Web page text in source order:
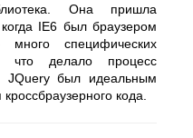
Она пришла
IE6 был браузером
специфических
что делало процесс
JQuery был идеальным
кода.